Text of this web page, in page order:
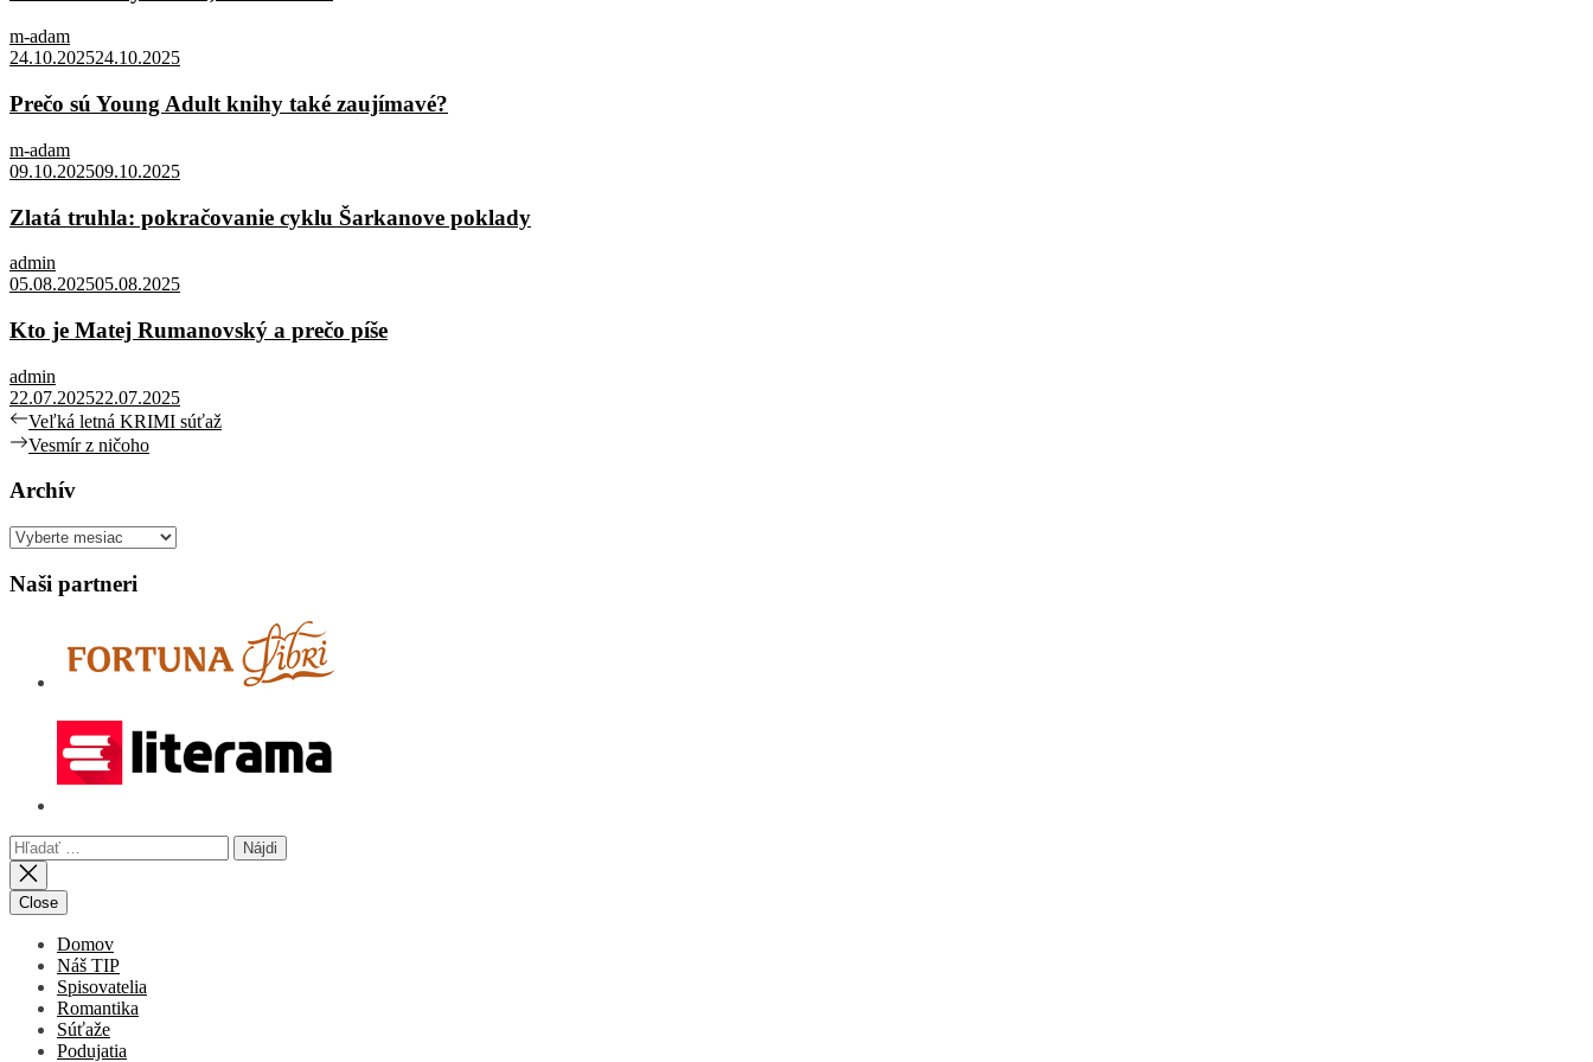
m-adam
24.10.202524.10.2025
Prečo sú Young Adult knihy také zaujímavé?
m-adam
09.10.202509.10.2025
Zlatá truhla: pokračovanie cyklu Šarkanove poklady
admin
05.08.202505.08.2025
Kto je Matej Rumanovský a prečo píše
admin
22.07.202522.07.2025
Navigácia
v
článku
Previous
post:
Veľká letná KRIMI súťaž
Next
Vesmír z ničoho
Archív
Archív
Naši partneri
Hľadať:
Close
Domov
Náš TIP
Spisovatelia
Romantika
Súťaže
Podujatia